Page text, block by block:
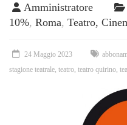
Amministratore
10%, Roma, Teatro,
24 Maggio 2023
stagione teatrale teatro teatro quirino